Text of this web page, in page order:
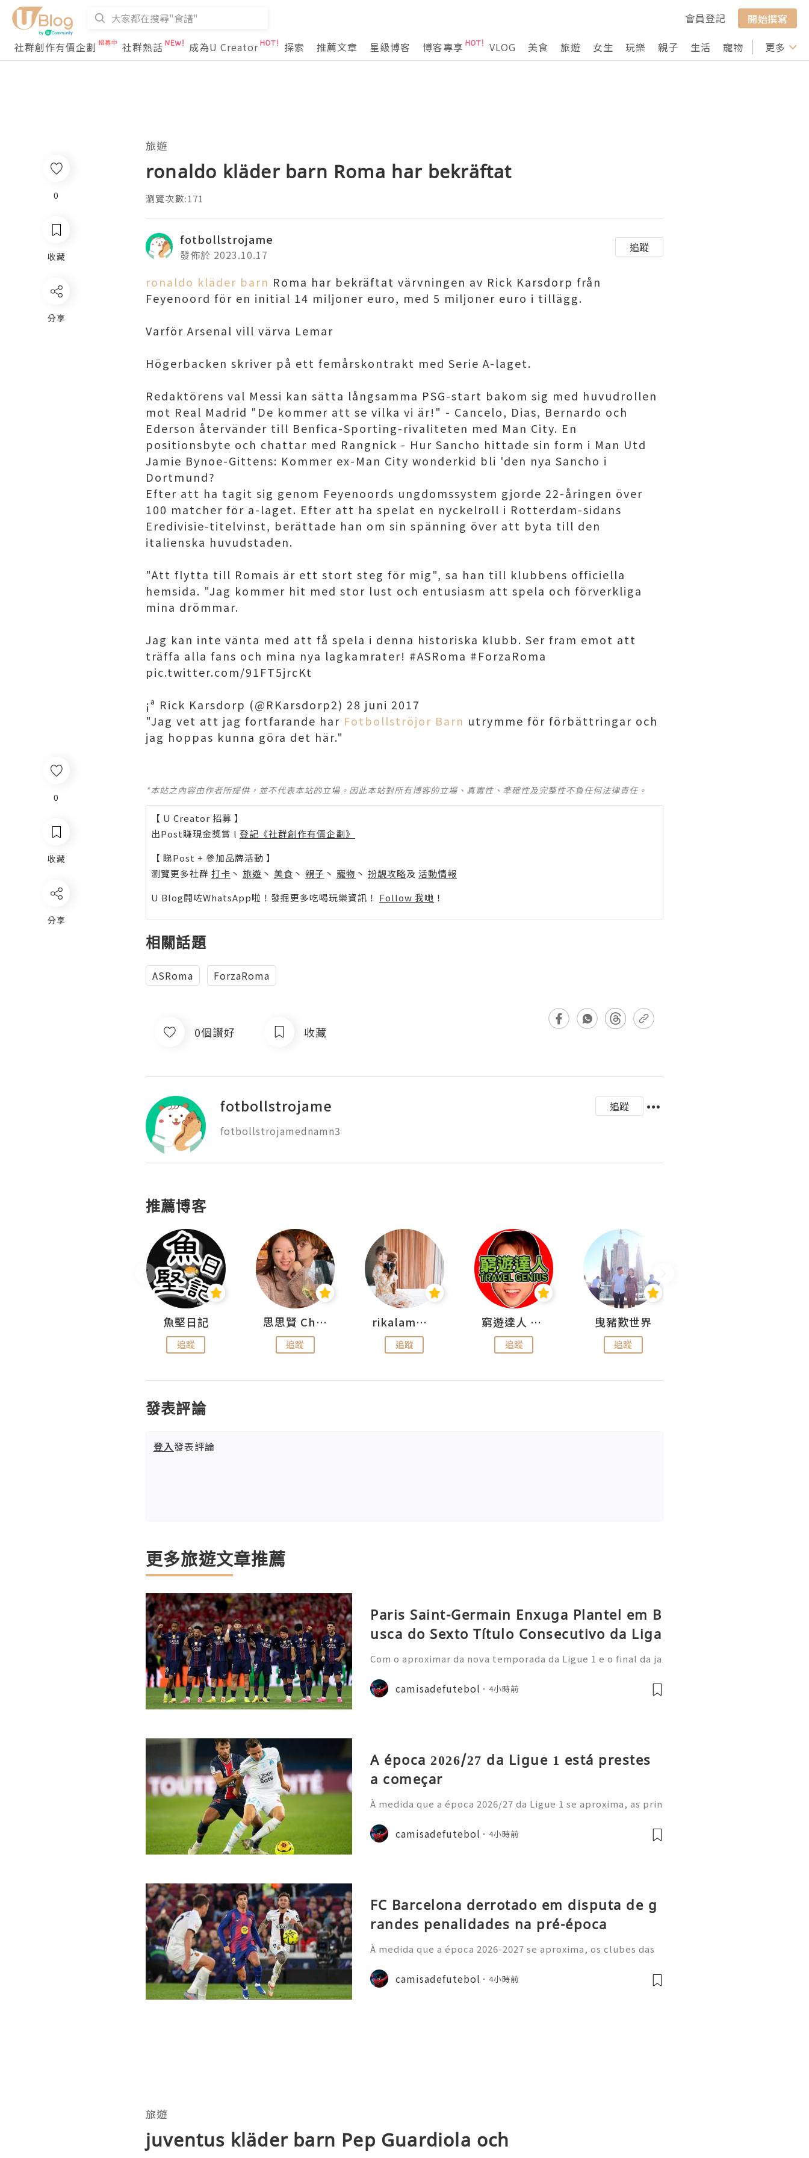
會員登記
開始撰寫
社群創作有價企劃
社群熱話 成為U Creator 探索 推薦文章 星級博客 博客專享 VLOG 美食 旅遊 女生 玩樂 親子 生活 寵物 行山 打卡
更多
0
收藏
分享
旅遊
ronaldo kläder barn Roma har bekräftat
瀏覽次數:171
fotbollstrojame
發佈於 2023.10.17
追蹤
ronaldo kläder barn Roma har bekräftat värvningen av Rick Karsdorp från
Feyenoord för en initial 14 miljoner euro, med 5 miljoner euro i tillägg.
Varför Arsenal vill värva Lemar
Högerbacken skriver på ett femårskontrakt med Serie A-laget.
Redaktörens val Messi kan sätta långsamma PSG-start bakom sig med huvudrollen
mot Real Madrid "De kommer att se vilka vi är!" - Cancelo, Dias, Bernardo och
Ederson återvänder till Benfica-Sporting-rivaliteten med Man City. En
positionsbyte och chattar med Rangnick - Hur Sancho hittade sin form i Man Utd
Jamie Bynoe-Gittens: Kommer ex-Man City wonderkid bli 'den nya Sancho i
Dortmund?
Efter att ha tagit sig genom Feyenoords ungdomssystem gjorde 22-åringen över
100 matcher för a-laget. Efter att ha spelat en nyckelroll i Rotterdam-sidans
Eredivisie-titelvinst, berättade han om sin spänning över att byta till den
italienska huvudstaden.
"Att flytta till Romais är ett stort steg för mig", sa han till klubbens officiella
hemsida. "Jag kommer hit med stor lust och entusiasm att spela och förverkliga
mina drömmar.
Jag kan inte vänta med att få spela i denna historiska klubb. Ser fram emot att
träffa alla fans och mina nya lagkamrater! #ASRoma #ForzaRoma
pic.twitter.com/91FT5jrcKt
¡ª Rick Karsdorp (@RKarsdorp2) 28 juni 2017
"Jag vet att jag fortfarande har Fotbollströjor Barn utrymme för förbättringar och
jag hoppas kunna göra det här."
*本站之內容由作者所提供，並不代表本站的立場。因此本站對所有博客的立場、真實性、準確性及完整性不負任何法律責任。
【 U Creator 招募 】
出Post賺現金獎賞 l 登記《社群創作有價企劃》
【 睇Post + 參加品牌活動 】
瀏覽更多社群 打卡 丶 旅遊 丶 美食 丶 親子 丶 寵物 丶 扮靚攻略及 活動情報
U Blog開咗WhatsApp啦！發掘更多吃喝玩樂資訊！ Follow 我哋 ！
相關話題
ASRoma ForzaRoma
0個讚好 收藏
fotbollstrojame
追蹤
推薦博客
魚堅日記
追蹤
思思賢 ChillMyBabe
追蹤
rikalammm
追蹤
窮遊達人 Mr.TravelGenius
追蹤
曳豬歎世界
追蹤
發表評論
登入發表評論
更多旅遊文章推薦
Paris Saint-Germain Enxuga Plantel em B
usca do Sexto Título Consecutivo da Liga
Com o aproximar da nova temporada da Ligue 1 e o final da ja
nstrou uma nova estratégia operacional: afastou-se do anter
ior estilo de gastos e
camisadefutebol 4小時前
A época 2026/27 da Ligue 1 está prestes
a começar
À medida que a época 2026/27 da Ligue 1 se aproxima, as prin
o prazo para o título. Os adeptos estão a comprar os novos C
amisolas de futebol
camisadefutebol 4小時前
FC Barcelona derrotado em disputa de g
randes penalidades na pré-época
À medida que a época 2026-2027 se aproxima, os clubes das
sivo, com vários jogos amigáveis ​​a despertarem grande inter
esse por parte dos a
camisadefutebol 4小時前
0
收藏
分享
旅遊
juventus kläder barn Pep Guardiola och